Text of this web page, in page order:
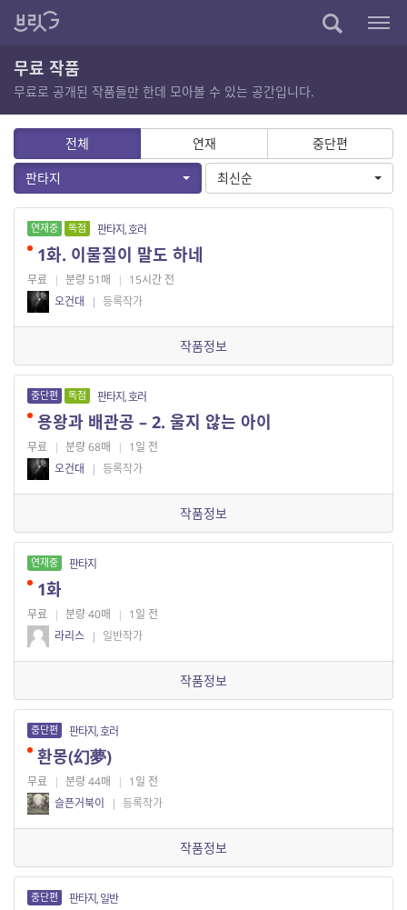
무료 작품
무료로 공개된 작품들만 한데 모아볼 수 있는 공간입니다.
전체 연재
중단편
판타지
최신순
연재중 독점 판타지, 호러
1화. 이물질이 말도 하네
무료 | 분량 51매 | 15시간 전
오건대
| 등록작가
작품정보
중단편 독점 판타지, 호러
용왕과 배관공 – 2. 울지 않는 아이
무료 | 분량 68매 | 1일 전
오건대
| 등록작가
작품정보
연재중 판타지
1화
무료 | 분량 40매 | 1일 전
라리스 | 일반작가
작품정보
중단편 판타지, 호러
환몽(幻夢)
무료 | 분량 44매 | 1일 전
슬픈거북이
| 등록작가
작품정보
중단편 판타지, 일반